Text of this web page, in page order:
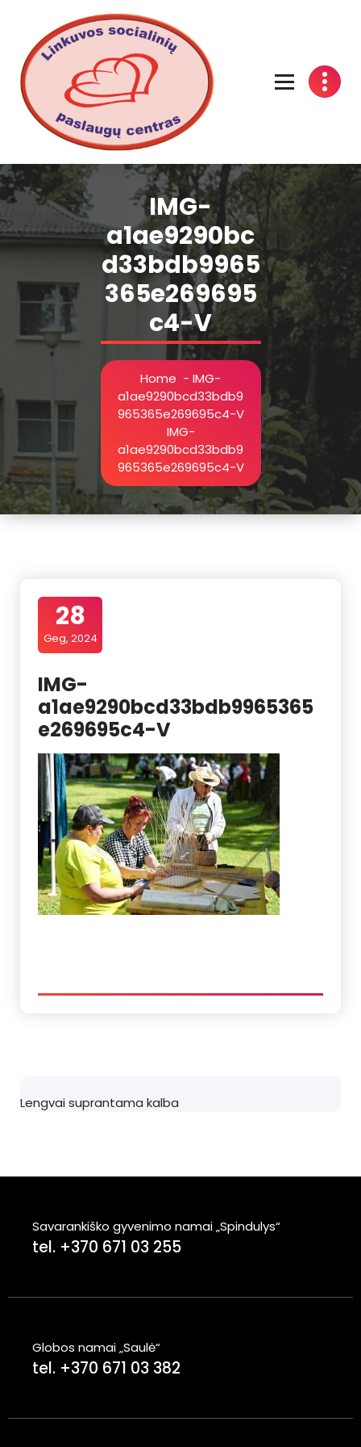
IMG-
a1ae9290bc
d33bdb9965
365e269695
c4-V
Home - IMG-
a1ae9290bcd33bdb9
965365e269695c4-V
IMG-
a1ae9290bcd33bdb9
965365e269695c4-V
28
Geg, 2024
IMG-
a1ae9290bcd33bdb9965365
e269695c4-V
Lengvai suprantama kalba
Savarankiško gyvenimo namai „Spindulys“
tel. +370 671 03 255
Globos namai „Saulė“
tel. +370 671 03 382